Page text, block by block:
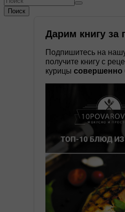
Поиск
Дарим книгу за
Подпишитесь на
получите книгу с
курицы совершенно